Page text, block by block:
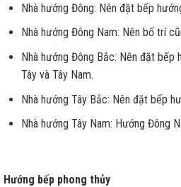
Nhà hướng Đông: Nên đặt bếp
Nhà hướng Đông Nam: Nên bố trí
Nhà hướng Đông Bắc: Nên đặt bếp
Tây và Tây Nam.
Nhà hướng Tây Bắc: Nên đặt bếp
Nhà hướng Tây Nam: Hướng Đông
Hướng bếp phong thủy